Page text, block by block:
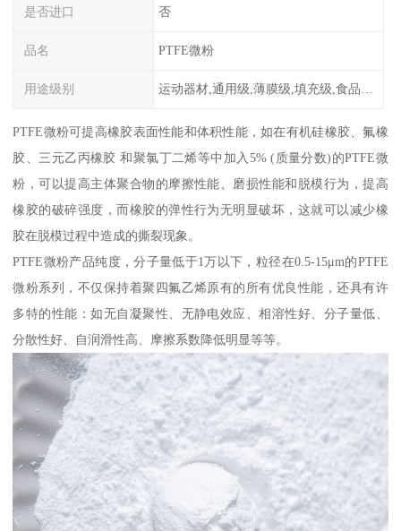
是否进口 否
品名 PTFE微粉
用途级别
PTFE微粉可提高橡胶表面性能和体积性能，如在有机硅橡胶、氟橡
胶、三元乙丙橡胶 和聚氯丁二烯等中加入5% (质量分数)的PTFE微
粉，可以提高主体聚合物的摩擦性能、磨损性能和脱模行为，提高
橡胶的破碎强度，而橡胶的弹性行为无明显破坏，这就可以减少橡
胶在脱模过程中造成的撕裂现象。
PTFE微粉产品纯度，分子量低于1万以下，粒径在0.5-15μm的PTFE
微粉系列，不仅保持着聚四氟乙烯原有的所有优良性能，还具有许
多特的性能：如无自凝聚性、无静电效应、相溶性好、分子量低、
分散性好、自润滑性高、摩擦系数降低明显等等。